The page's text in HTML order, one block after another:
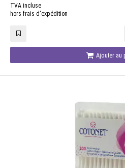
TVA incluse
hors frais d'expédition
Ajouter au